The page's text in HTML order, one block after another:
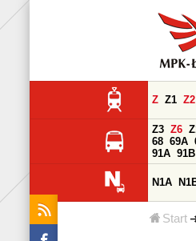
Start
Z Z1 Z2
Z3 Z6
68 69A
91A 91B
N1A